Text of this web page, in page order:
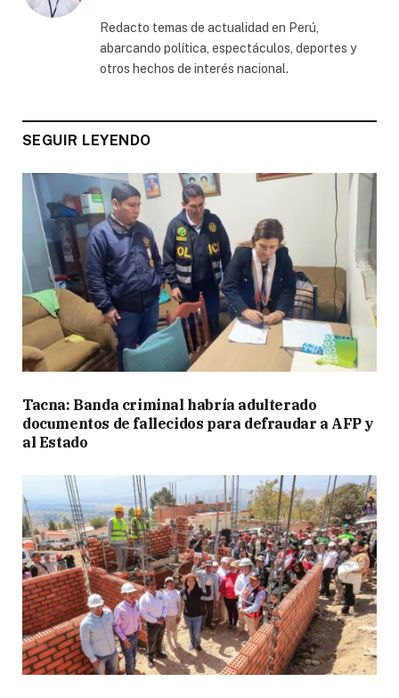
Redacto temas de actualidad en Perú,
abarcando política, espectáculos, deportes y
otros hechos de interés nacional.
SEGUIR LEYENDO
Tacna: Banda criminal habría adulterado
documentos de fallecidos para defraudar a AFP y
al Estado